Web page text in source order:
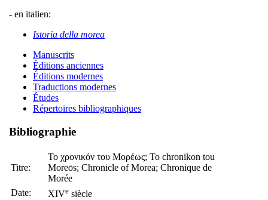
- en italien:
Istoria della morea
Manuscrits
Éditions anciennes
Éditions modernes
Traductions modernes
Études
Répertoires bibliographiques
Bibliographie
Titre:
Το χρονικόν του Μορέως; To chronikon tou
Moreōs; Chronicle of Morea; Chronique de
Morée
Date:
XIVe siècle